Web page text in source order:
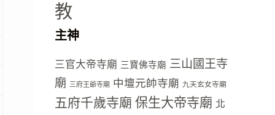
教
主神
三官大帝寺廟 三寶佛寺廟 三山國王寺
廟 三府王爺寺廟 中壇元帥寺廟 九天玄女寺廟
五府千歲寺廟 保生大帝寺廟 北